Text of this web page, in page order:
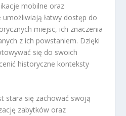
mobilne oraz
łatwy dostęp do
miejsc, ich znaczenia
z ich powstaniem. Dzięki
się do swoich
historyczne konteksty
stara się zachować swoją
zabytków oraz